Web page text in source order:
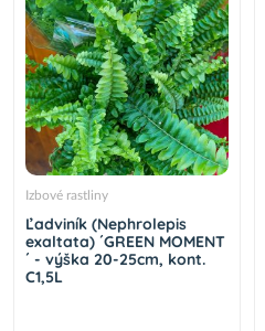
Izbové rastliny
Ľadviník (Nephrolepis
exaltata) ´GREEN MOMENT
´ - výška 20-25cm, kont.
C1,5L